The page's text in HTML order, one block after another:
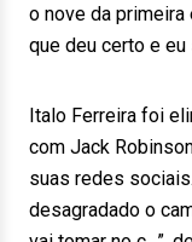
o nove da primeira
que deu certo e
Italo Ferreira foi
com Jack
suas redes
desagradado o